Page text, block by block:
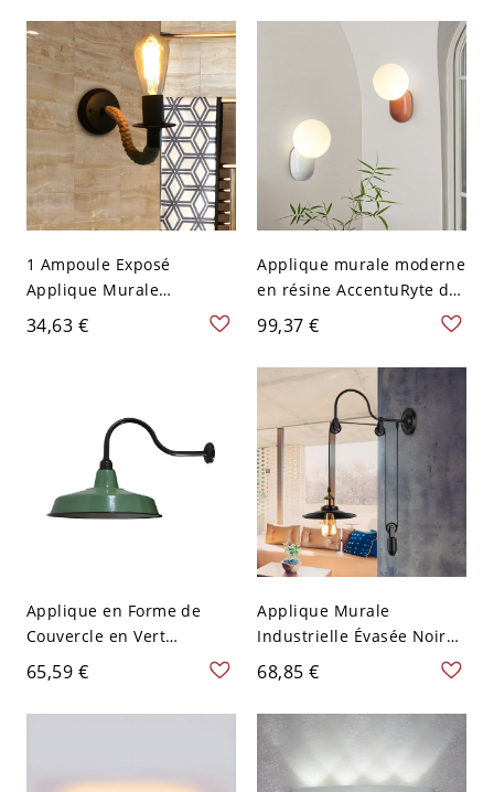
Cristal
1 Ampoule Exposé
Applique Murale
Industrielle Noire
Métallique Lampe Murale
34,63 €
Applique murale moderne
en résine AccentuRyte de
4 pouces avec abat-jour
blanc
99,37 €
Applique en Forme de
Couvercle en Vert
Métallique Lampe Murale
à 1 Ampoule Style
Industriel avec Bras Col
65,59 €
Applique Murale
Industrielle Évasée Noire
en Métal à 1 Tête avec
Design de Poulie Lampe
Murale avec Bras Incurvé
68,85 €